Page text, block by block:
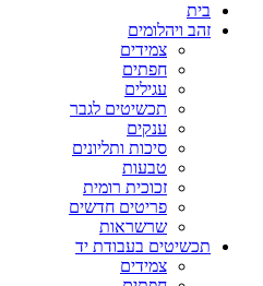
בית
זהב ויהלומים
צמידים
חפתים
עגילים
תכשיטים לגבר
ענקים
סיכות ותליונים
טבעות
זכוכית רומית
פריטים חדשים
שרשראות
תכשיטים בעבודת יד
צמידים